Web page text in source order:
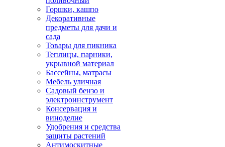
Горшки, кашпо
Декоративные
предметы для дачи и
сада
Товары для пикника
Теплицы, парники,
укрывной материал
Бассейны, матрасы
Мебель уличная
Садовый бензо и
электроинструмент
Консервация и
виноделие
Удобрения и средства
защиты растений
Антимоскитные